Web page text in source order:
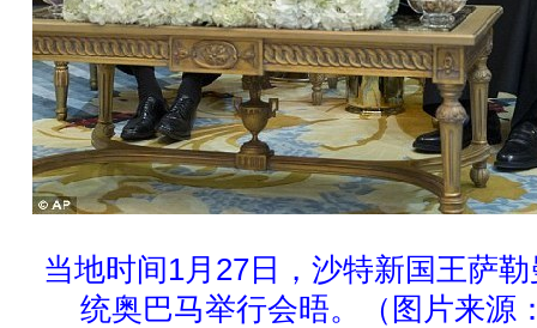
当地时间1月27日，沙特新国王萨
统奥巴马举行会晤。（图片来源